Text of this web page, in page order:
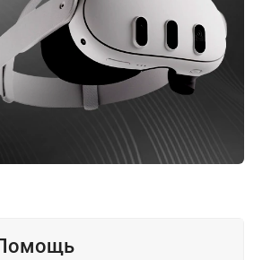
В корзину
Оформить в 1 клик